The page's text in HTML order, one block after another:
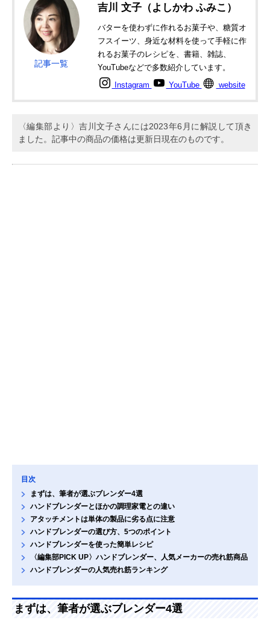
記事一覧
吉川 文子（よしかわ ふみこ）
バターを使わずに作れるお菓子や、糖質オ
フスイーツ、身近な材料を使って手軽に作
れるお菓子のレシピを、書籍、雑誌、
YouTubeなどで多数紹介しています。
Instagram YouTube website
〈編集部より〉吉川文子さんには2023年6月に解説して頂き
ました。記事中の商品の価格は更新日現在のものです。
目次
まずは、筆者が選ぶブレンダー4選
ハンドブレンダーとほかの調理家電との違い
アタッチメントは単体の製品に劣る点に注意
ハンドブレンダーの選び方、5つのポイント
ハンドブレンダーを使った簡単レシピ
〈編集部PICK UP〉ハンドブレンダー、人気メーカーの売れ筋商品
ハンドブレンダーの人気売れ筋ランキング
まずは、筆者が選ぶブレンダー4選